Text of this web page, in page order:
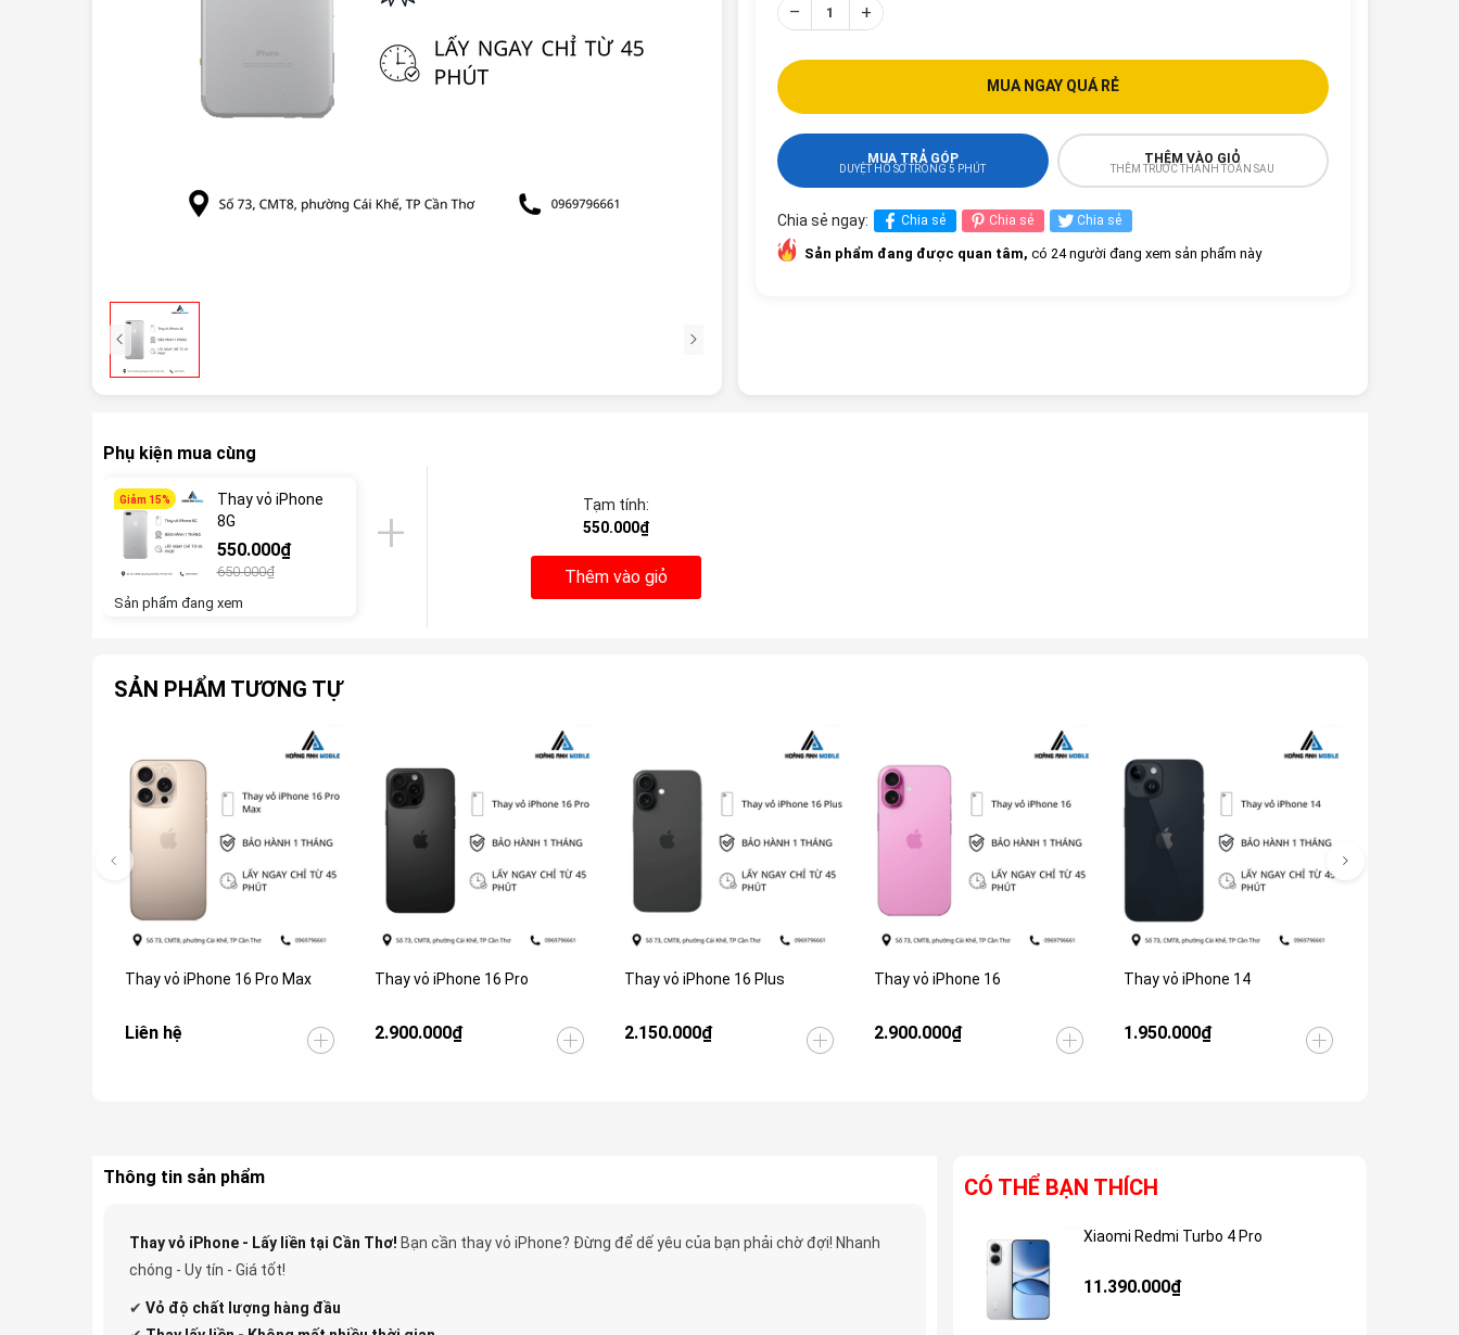
– +
MUA NGAY QUÁ RẺ
MUA TRẢ GÓP
DUYỆT HỒ SƠ TRONG 5 PHÚT
THÊM VÀO GIỎ
THÊM TRƯỚC THANH TOÁN SAU
Chia sẻ ngay: Chia sẻ Chia sẻ Chia sẻ
Sản phẩm đang được quan tâm, có 24 người đang xem sản phẩm này
Phụ kiện mua cùng
Giảm 15%
Thay vỏ iPhone
8G
550.000₫
650.000₫
Sản phẩm đang xem
Tạm tính:
550.000₫
Thêm vào giỏ
SẢN PHẨM TƯƠNG TỰ
Thay vỏ iPhone 16 Pro Max
Liên hệ
Thay vỏ iPhone 16 Pro
2.900.000₫
Thay vỏ iPhone 16 Plus
2.150.000₫
Thay vỏ iPhone 16
2.900.000₫
Thay vỏ iPhone 14
1.950.000₫
Thông tin sản phẩm
Thay vỏ iPhone - Lấy liền tại Cần Thơ! Bạn cần thay vỏ iPhone? Đừng để dế yêu của bạn phải chờ đợi! Nhanh
chóng - Uy tín - Giá tốt!
✔ Vỏ độ chất lượng hàng đầu
CÓ THỂ BẠN THÍCH
Xiaomi Redmi Turbo 4 Pro
11.390.000₫